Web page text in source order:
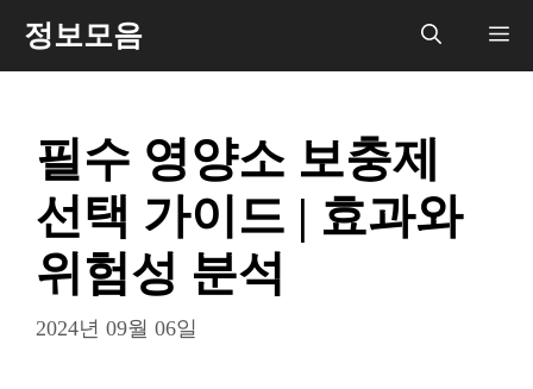
정보모음 메
필수 영양소 보충제
선택 가이드 | 효과와
위험성 분석
2024년 09월 06일